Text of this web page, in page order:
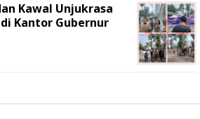
Kawal Unjukrasa
Kantor Gubernur